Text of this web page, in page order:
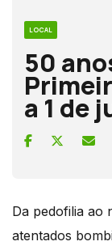
LOCAL
50
a 1 de
Da pedofilia ao
atentados